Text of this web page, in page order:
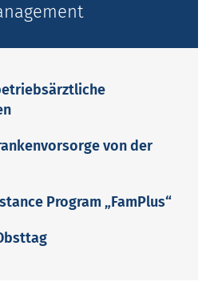
von der
Program „FamPlus“